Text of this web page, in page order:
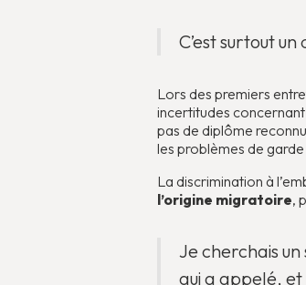
C’est surtout
Lors des premiers
incertitudes
pas de diplôme
les problèmes de garde
La discrimination à
l’origine migratoire,
Je cherchais un
qui a appelé, et